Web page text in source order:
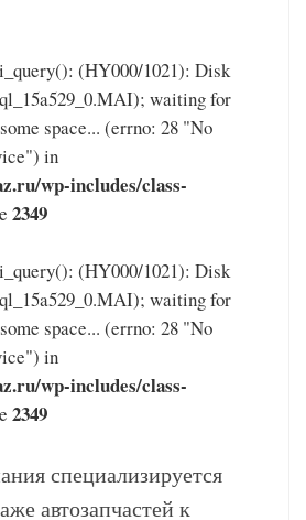
(HY000/1021): Disk
waiting for
space... (errno: 28 "No
in
wp-includes/class-
2349
(HY000/1021): Disk
waiting for
space... (errno: 28 "No
in
wp-includes/class-
2349
специализируется
автозапчастей к